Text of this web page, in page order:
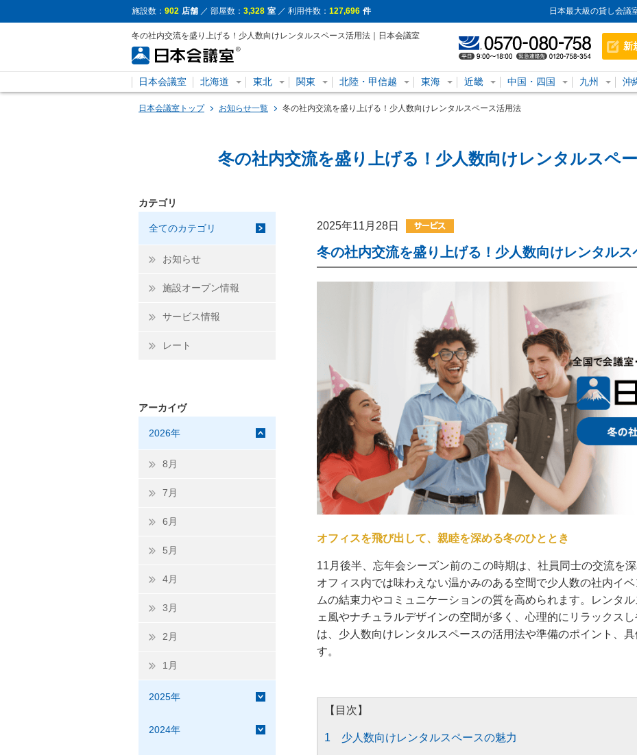
施設数： 902 店舗 ／ 部屋数： 3,328 室 ／ 利用件数： 127,696 件 日本最大級の貸し会議
冬の社内交流を盛り上げる！少人数向けレンタルスペース活用法｜日本会議室
新
日本会議室 北海道 東北 関東 北陸・甲信越 東海 近畿 中国・四国 九州 沖
日本会議室トップ お知らせ一覧 冬の社内交流を盛り上げる！少人数向けレンタルスペース活用法
冬の社内交流を盛り上げる！少人数向けレンタルスペ
カテゴリ
全てのカテゴリ
お知らせ
施設オープン情報
サービス情報
レート
アーカイヴ
2026年
8月
7月
6月
5月
4月
3月
2月
1月
2025年
2024年
2025年11月28日
冬の社内交流を盛り上げる！少人数向けレンタルス
オフィスを飛び出して、親睦を深める冬のひととき
11月後半、忘年会シーズン前のこの時期は、社員同士の交流を
オフィス内では味わえない温かみのある空間で少人数の社内イ
ムの結束力やコミュニケーションの質を高められます。レンタ
ェ風やナチュラルデザインの空間が多く、心理的にリラックス
は、少人数向けレンタルスペースの活用法や準備のポイント、
す。
【目次】
1 少人数向けレンタルスペースの魅力